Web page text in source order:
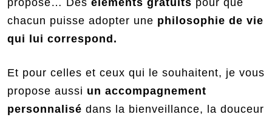
propose… Des éléments gratuits pour que
chacun puisse adopter une philosophie de vie
qui lui correspond.
Et pour celles et ceux qui le souhaitent, je vous
propose aussi un accompagnement
personnalisé dans la bienveillance, la douceur